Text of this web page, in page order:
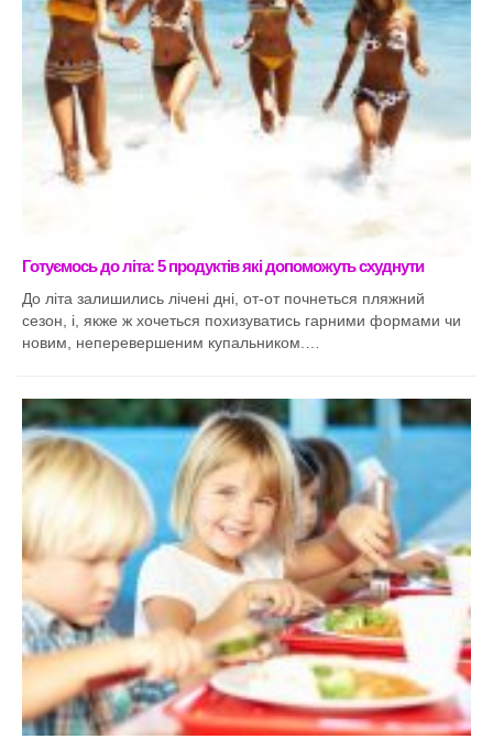
Готуємось до літа: 5 продуктів які допоможуть схуднути
До літа залишились лічені дні, от-от почнеться пляжний
сезон, і, якже ж хочеться похизуватись гарними формами чи
новим, неперевершеним купальником.…